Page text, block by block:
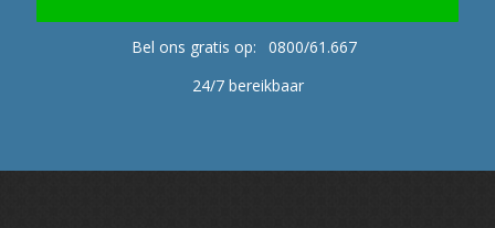
Bel ons gratis op:
0800/61.667
24/7 bereikbaar